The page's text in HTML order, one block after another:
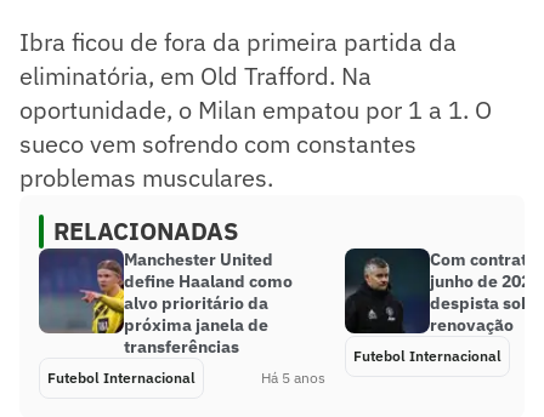
Ibra ficou de fora da primeira partida da
eliminatória, em Old Trafford. Na
oportunidade, o Milan empatou por 1 a 1. O
sueco vem sofrendo com constantes
problemas musculares.
RELACIONADAS
Manchester United
define Haaland como
alvo prioritário da
próxima janela de
transferências
Futebol Internacional Há 5 anos
Com contrato
junho de
despista
renovação
Futebol Internacional